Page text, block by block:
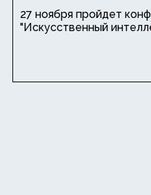
27 ноября пройдет
"Искусственный